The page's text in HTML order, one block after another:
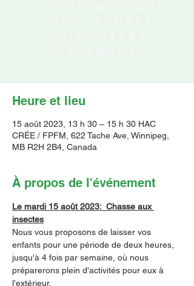
Heure et lieu
15 août 2023, 13 h 30 – 15 h 30 HAC
CRÉE / FPFM, 622 Tache Ave, Winnipeg,
MB R2H 2B4, Canada
À propos de l'événement
Le mardi 15 août 2023:  Chasse aux
insectes
Nous vous proposons de laisser vos
enfants pour une période de deux heures,
jusqu'à 4 fois par semaine, où nous
préparerons plein d'activités pour eux à
l'extérieur.